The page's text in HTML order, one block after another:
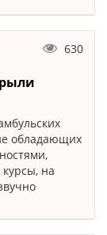
630
обладающих
на